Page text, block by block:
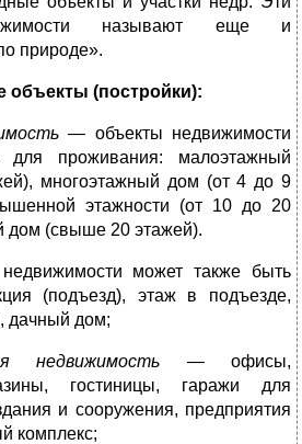
называют еще и
природе».
объекты (постройки):
— объекты недвижимости
для проживания: малоэтажный
многоэтажный дом (от 4 до 9
этажности (от 10 до 20
дом (свыше 20 этажей).
может также быть
(подъезд), этаж в подъезде,
дачный дом;
недвижимость — офисы,
гостиницы, гаражи для
и сооружения, предприятия
комплекс;